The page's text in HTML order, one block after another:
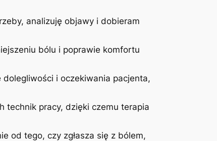
analizuję objawy i dobieram
bólu i poprawie komfortu
i oczekiwania pacjenta,
technik pracy, dzięki czemu terapia
od tego, czy zgłasza się z bólem,